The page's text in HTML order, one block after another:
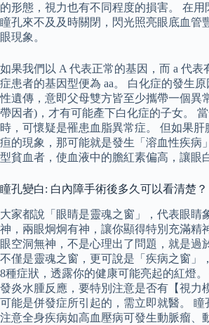
的形態，視力也有不同程度的損害。 在用
瞳孔來不及及時關閉，閃光照亮眼底血管
眼現象。
如果我們以 A 代表正常的基因，而 a 代表
症患者的基因型便為 aa。 白化症的發生
性遺傳，意即父母雙方皆至少攜帶一個異
帶因者)，才有可能產下白化症的子女。
時，可懷疑是罹患血脂異常症。 但如果
疸的現象，那可能就是發生「溶血性疾病
型貧血者，使血液中的膽紅素偏高，讓眼
瞳孔變白: 白內障手術後多久可以看清楚？
大家都說「眼睛是靈魂之窗」，代表眼睛
神，兩眼炯炯有神，讓你顯得特別充滿精
眼空洞無神，不是心理出了問題，就是過
不僅是靈魂之窗，更可說是「疾病之窗」
8種症狀，透露你的健康可能亮起的紅燈
發炎水腫反應，要特別注意是否有【視力
可能是併發症所引起的，需立即就醫。
注意全身疾病如高血壓病可發生動脈瘤、